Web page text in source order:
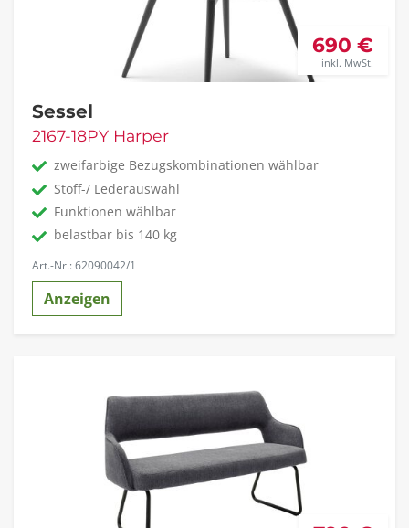
690 €
inkl. MwSt.
Sessel
2167-18PY Harper
zweifarbige Bezugskombinationen wählbar
Stoff-/ Lederauswahl
Funktionen wählbar
belastbar bis 140 kg
Art.-Nr.: 62090042/1
Anzeigen